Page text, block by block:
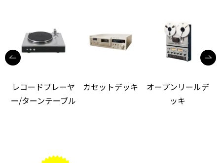
レコードプレーヤ
ー/ターンテーブル
カセットデッキ
オープンリールデ
ッキ